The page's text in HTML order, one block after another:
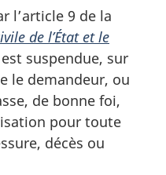
l’article 9 de la
de l’État et le
suspendue, sur
le demandeur, ou
de bonne foi,
pour toute
décès ou